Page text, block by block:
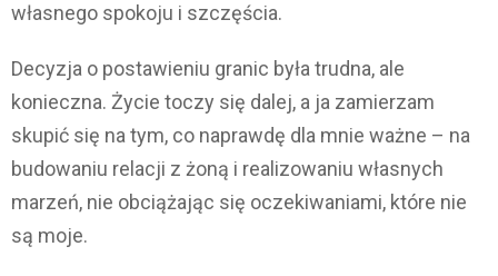
własnego spokoju i szczęścia.
Decyzja o postawieniu granic była trudna, ale
konieczna. Życie toczy się dalej, a ja zamierzam
skupić się na tym, co naprawdę dla mnie ważne – na
budowaniu relacji z żoną i realizowaniu własnych
marzeń, nie obciążając się oczekiwaniami, które nie
są moje.